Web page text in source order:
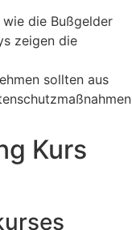
die Bußgelder
zeigen die
sollten aus
Kurs